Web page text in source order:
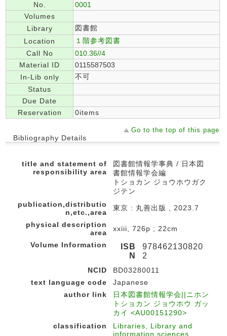
No.
0001
Volumes
Library
図書館
Location
１階参考図書
Call No
010.36//4
Material ID
0115587503
In-Lib only
不可
Status
Due Date
Reservation
0items
Go to the top of this page
Bibliography Details
title and statement of
responsibility area
図書館情報学事典 / 日本図
書館情報学会編
トショカン ジョウホウガク
ジテン
publication,distributio
n,etc.,area
東京 : 丸善出版 , 2023.7
physical description
area
xxiii, 726p ; 22cm
Volume Information
ISB
N
978462130820
2
NCID
BD03280011
text language code
Japanese
author link
日本図書館情報学会||ニホン
トショカン ジョウホウ ガッ
カイ <AU00151290>
classification
Libraries, Library and
information sciences